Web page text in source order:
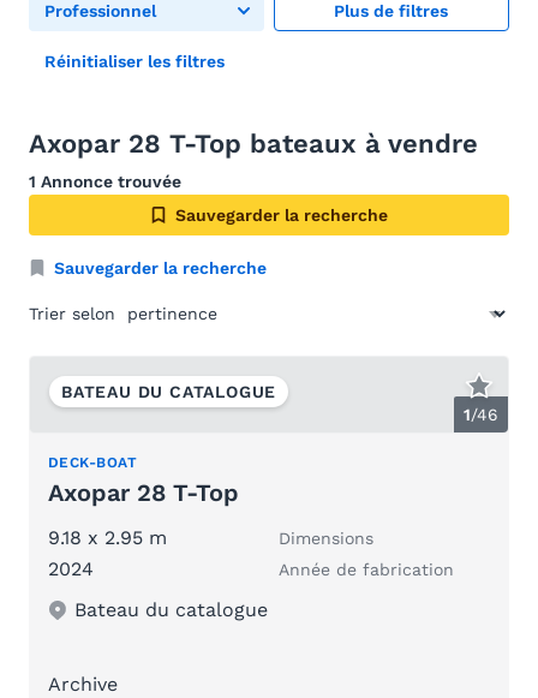
Professionnel Plus de filtres
Réinitialiser les filtres
Axopar 28 T-Top bateaux à vendre
1 Annonce trouvée
Sauvegarder la recherche
Sauvegarder la recherche
Trier selon
1/46
BATEAU DU CATALOGUE
DECK-BOAT
Axopar 28 T-Top
9.18 x 2.95 m Dimensions
2024 Année de fabrication
Bateau du catalogue
Archive